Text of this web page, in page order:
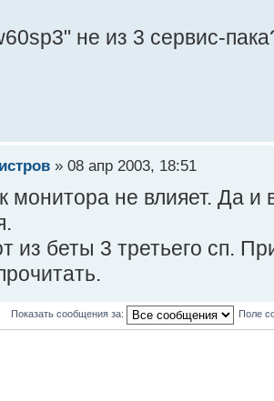
не из 3 сервис-
» 08 апр 2003, 18:51
монитора не влияет. Да и
из беты 3 третьего сп.
Показать сообщения за: Поле